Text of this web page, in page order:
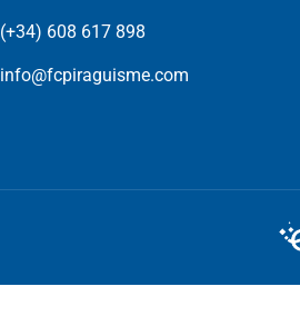
(+34) 608 617 898
info@fcpiraguisme.com